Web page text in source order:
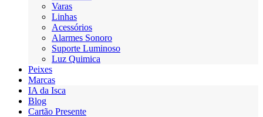
Varas
Linhas
Acessórios
Alarmes Sonoro
Suporte Luminoso
Luz Quimica
Peixes
Marcas
IA da Isca
Blog
Cartão Presente